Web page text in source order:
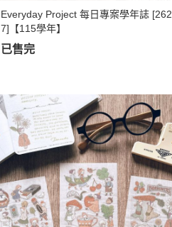
Everyday Project 每日專案學年誌 [262
7]【115學年】
已售完